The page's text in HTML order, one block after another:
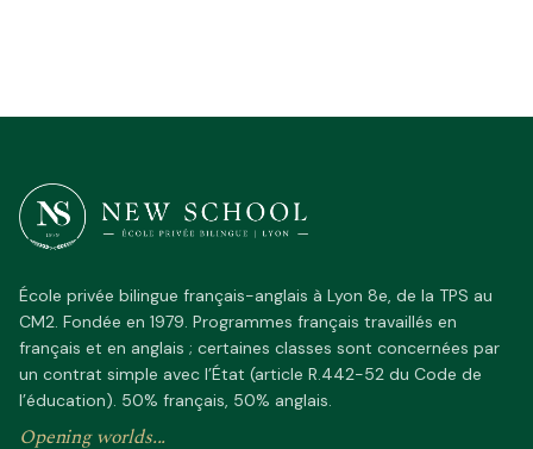
École privée bilingue français-anglais à Lyon 8e, de la TPS au
CM2. Fondée en 1979. Programmes français travaillés en
français et en anglais ; certaines classes sont concernées par
un contrat simple avec l’État (article R.442-52 du Code de
l’éducation). 50% français, 50% anglais.
Opening worlds...